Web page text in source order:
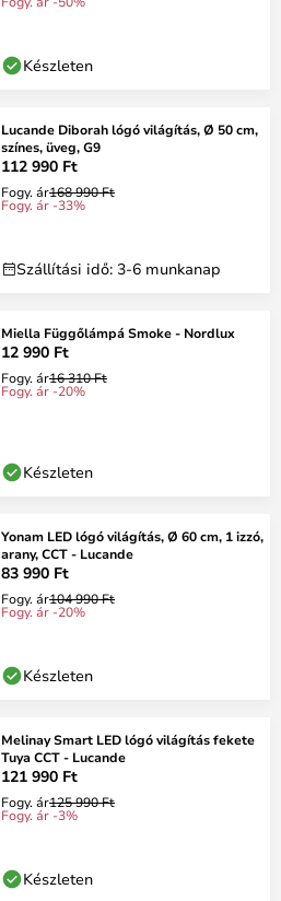
Készleten
Lucande Diborah lógó világítás, Ø 50 cm,
színes, üveg, G9
112 990 Ft
Fogy. ár168 990 Ft
Fogy. ár -33%
Szállítási idő: 3-6 munkanap
Miella Függőlámpá Smoke - Nordlux
12 990 Ft
Fogy. ár16 310 Ft
Fogy. ár -20%
Készleten
Yonam LED lógó világítás, Ø 60 cm, 1 izzó,
arany, CCT - Lucande
83 990 Ft
Fogy. ár104 990 Ft
Fogy. ár -20%
Készleten
Melinay Smart LED lógó világítás fekete
Tuya CCT - Lucande
121 990 Ft
Fogy. ár125 990 Ft
Fogy. ár -3%
Készleten